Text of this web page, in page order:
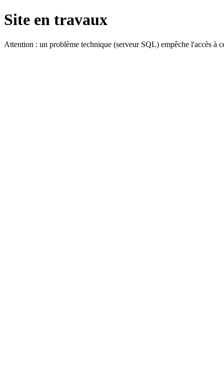
Site en travaux
Attention : un problème technique (serveur SQL) empêche l'accès à